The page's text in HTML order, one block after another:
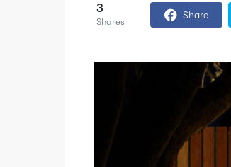
3
Shares
Share